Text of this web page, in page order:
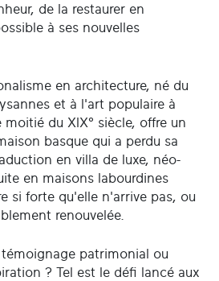
de la restaurer en
à ses nouvelles
en architecture, né du
et à l'art populaire à
du XIX° siècle, offre un
basque qui a perdu sa
en villa de luxe, néo-
en maisons labourdines
si forte qu'elle n'arrive pas, ou
renouvelée.
témoignage patrimonial ou
? Tel est le défi lancé aux